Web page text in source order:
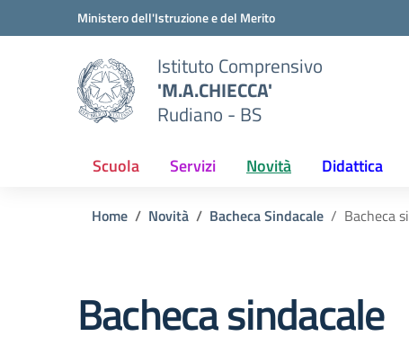
Vai ai contenuti
Vai al menu di navigazioneMinistero dell'Istruzione e del Merito
Istituto Comprensivo
'M.A.CHIECCA'
Rudiano - BS
Scuola Servizi Novità Didattica
Home Novità Bacheca Sindacale Bacheca
Bacheca sindacale